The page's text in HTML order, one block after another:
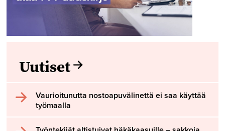
Uutiset
Vaurioitunutta nostoapuvälinettä ei saa käyttää
työmaalla